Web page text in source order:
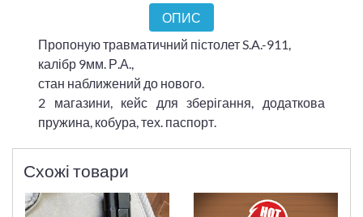
ОПИС
Пропоную травматичний пістолет S.A.-911,
калібр 9мм. Р.А.,
стан наближений до нового.
2 магазини, кейс для зберігання, додаткова
пружина, кобура, тех. паспорт.
Схожі товари